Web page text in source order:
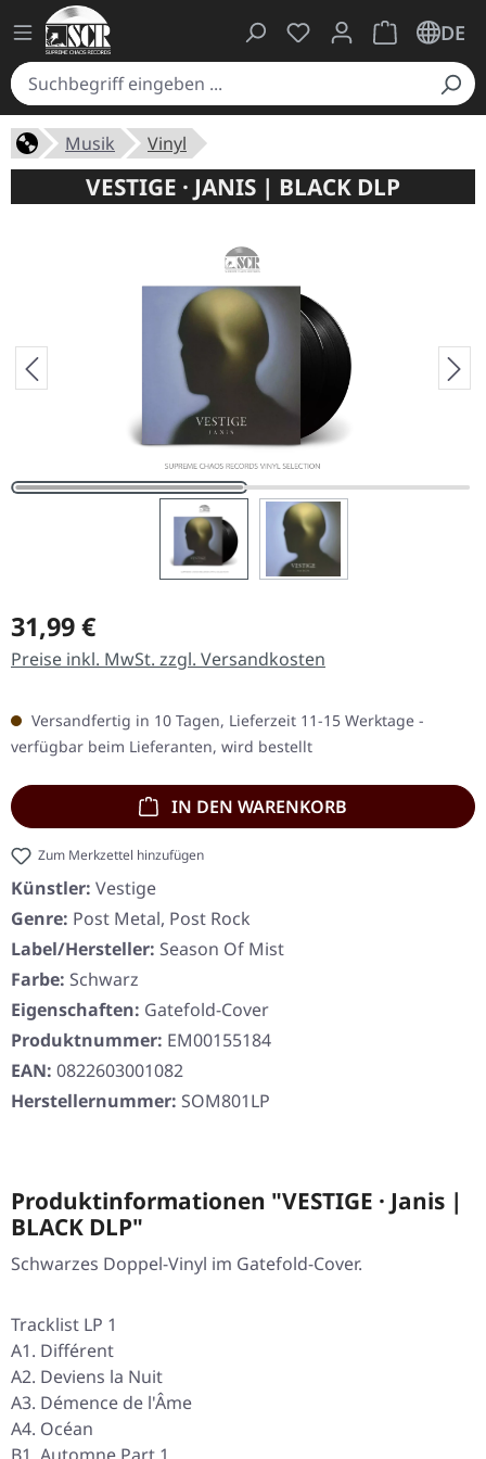
Du hast 0 Produkte
Warenkorb
DE
Musik Vinyl
VESTIGE · JANIS | BLACK DLP
Regulärer Preis:
31,99 €
Preise inkl. MwSt. zzgl. Versandkosten
Versandfertig in 10 Tagen, Lieferzeit 11-15 Werktage -
verfügbar beim Lieferanten, wird bestellt
IN DEN WARENKORB
Zum Merkzettel hinzufügen
Künstler: Vestige
Genre: Post Metal, Post Rock
Label/Hersteller: Season Of Mist
Farbe: Schwarz
Eigenschaften: Gatefold-Cover
Produktnummer: EM00155184
EAN: 0822603001082
Herstellernummer: SOM801LP
Produktinformationen "VESTIGE · Janis |
BLACK DLP"
Schwarzes Doppel-Vinyl im Gatefold-Cover.
Tracklist LP 1
A1. Différent
A2. Deviens la Nuit
A3. Démence de l'Âme
A4. Océan